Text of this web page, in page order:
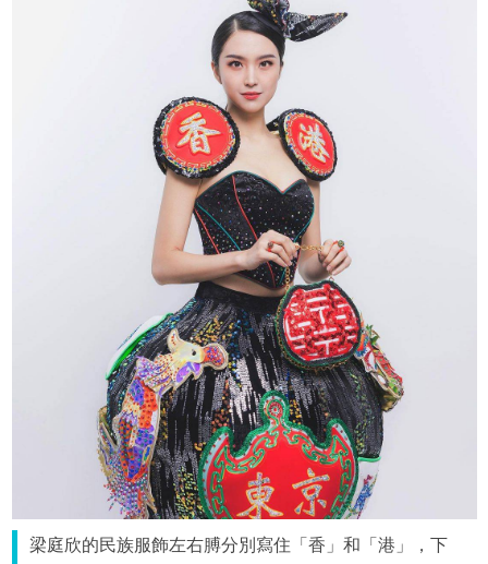
梁庭欣的民族服飾左右膊分別寫住「香」和「港」，下